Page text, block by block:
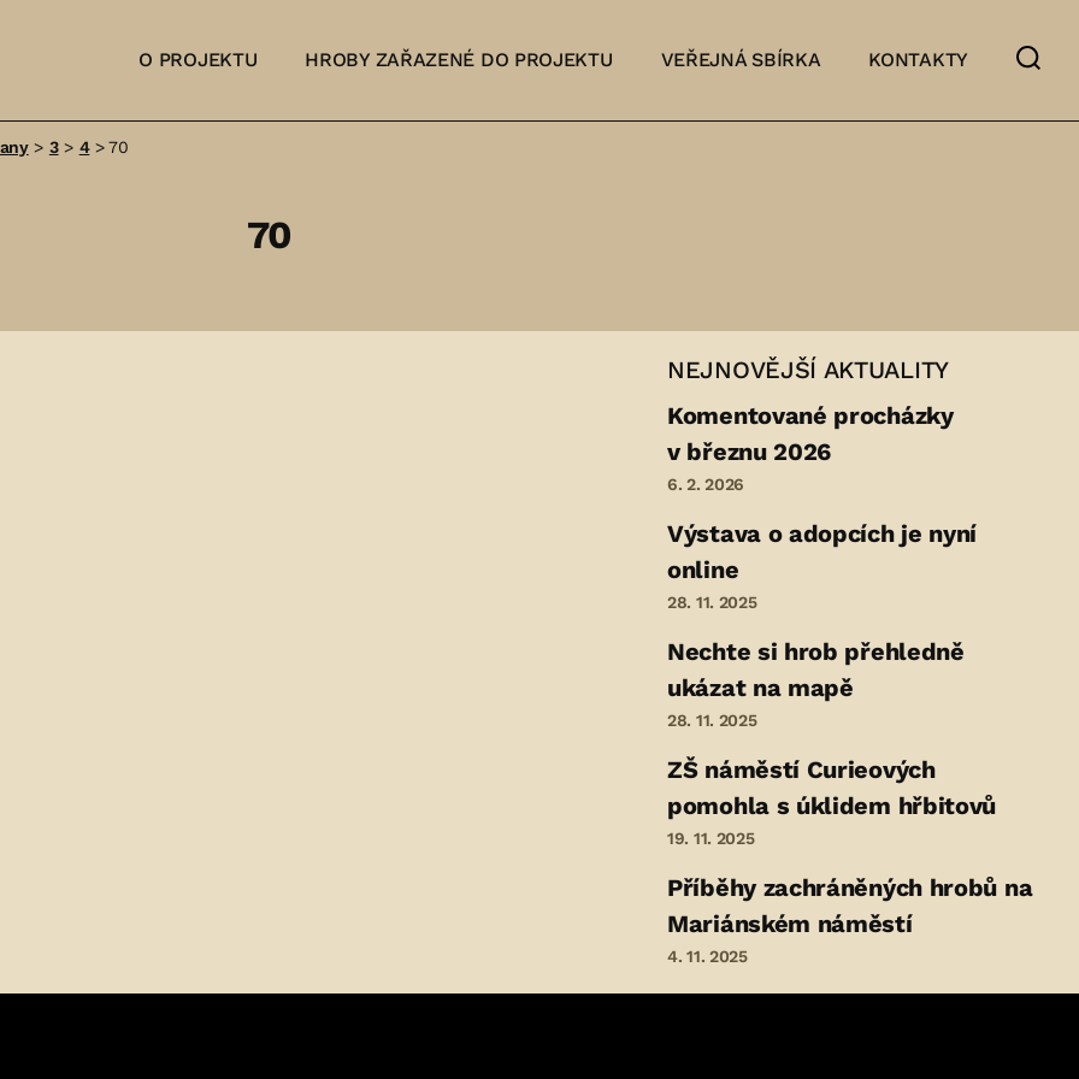
O PROJEKTU HROBY ZAŘAZENÉ DO PROJEKTU VEŘEJNÁ SBÍRKA KONTAKTY
> 3> 4>70
70
NEJNOVĚJŠÍ AKTUALITY
Komentované procházky
v březnu 2026
6. 2. 2026
Výstava o adopcích je nyní
online
28. 11. 2025
Nechte si hrob přehledně
ukázat na mapě
28. 11. 2025
ZŠ náměstí Curieových
pomohla s úklidem hřbitovů
19. 11. 2025
Příběhy zachráněných hrobů na
Mariánském náměstí
4. 11. 2025